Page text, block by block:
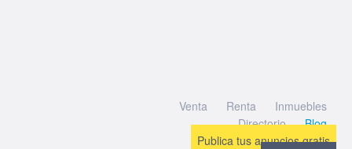
Venta Renta
Inmuebles
Directorio
Blog
Publica tus anuncios gratis